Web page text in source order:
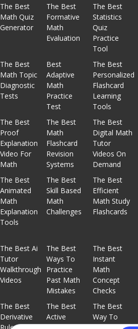
The Best
Math Quiz
Generator
The Best
Formative
Math
Evaluation
The Best
Statistics
Quiz
Practice
Tool
The Best
Math Topic
Diagnostic
Tests
Best
Adaptive
Math
Practice
Test
The Best
Personalized
Flashcard
Learning
Tools
The Best
Proof
Explanation
Video For
Math
The Best
Math
Flashcard
Revision
Systems
The Best
Digital Math
Tutor
Videos On
Demand
The Best
Animated
Math
Explanation
Tools
The Best
Skill Based
Math
Challenges
The Best
Efficient
Math Study
Flashcards
The Best Ai
Tutor
Walkthrough
Videos
The Best
Ways To
Practice
Past Math
Mistakes
The Best
Instant
Math
Concept
Checks
The Best
Derivative
The Best
Active
The Best
Way To